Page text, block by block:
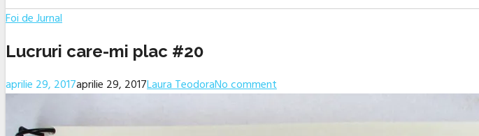
Foi de Jurnal
Lucruri care-mi plac #20
aprilie 29, 2017aprilie 29, 2017Laura TeodoraNo comment